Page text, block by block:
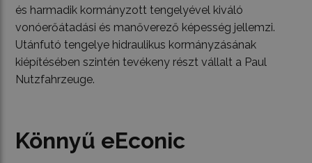
és harmadik kormányzott tengelyével kiváló
vonóerőátadási és manőverező képesség jellemzi.
Utánfutó tengelye hidraulikus kormányzásának
kiépítésében szintén tevékeny részt vállalt a Paul
Nutzfahrzeuge.
Könnyű eEconic